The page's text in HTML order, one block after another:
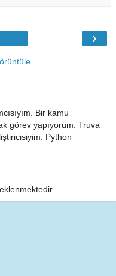
›
Bir kamu
görev yapıyorum. Truva
Python